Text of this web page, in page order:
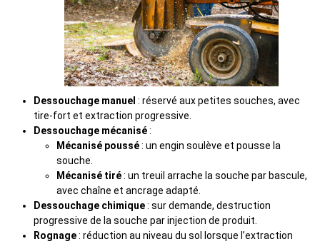
Dessouchage manuel : réservé aux petites souches, avec
tire-fort et extraction progressive.
Dessouchage mécanisé:
Mécanisé poussé: un engin soulève et pousse la
souche.
Mécanisé tiré: un treuil arrache la souche par bascule,
avec chaîne et ancrage adapté.
Dessouchage chimique: sur demande, destruction
progressive de la souche par injection de produit.
Rognage: réduction au niveau du sol lorsque l’extraction